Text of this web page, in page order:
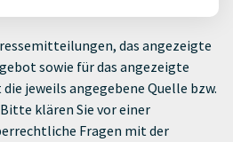
das angezeigte
sowie für das angezeigte
jeweils angegebene Quelle bzw.
klären Sie vor einer
Fragen mit der